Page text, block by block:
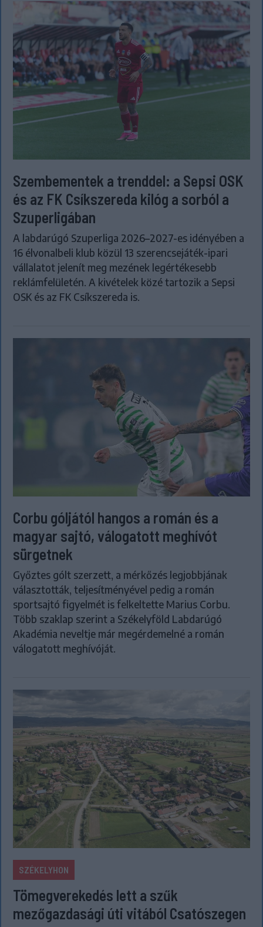
Szembementek a trenddel: a Sepsi OSK
és az FK Csíkszereda kilóg a sorból a
Szuperligában
A labdarúgó Szuperliga 2026–2027-es idényében a
16 élvonalbeli klub közül 13 szerencsejáték-ipari
vállalatot jelenít meg mezének legértékesebb
reklámfelületén. A kivételek közé tartozik a Sepsi
OSK és az FK Csíkszereda is.
Corbu góljától hangos a román és a
magyar sajtó, válogatott meghívót
sürgetnek
Győztes gólt szerzett, a mérkőzés legjobbjának
választották, teljesítményével pedig a román
sportsajtó figyelmét is felkeltette Marius Corbu.
Több szaklap szerint a Székelyföld Labdarúgó
Akadémia neveltje már megérdemelné a román
válogatott meghívóját.
SZÉKELYHON
Tömegverekedés lett a szűk
mezőgazdasági úti vitából Csatószegen